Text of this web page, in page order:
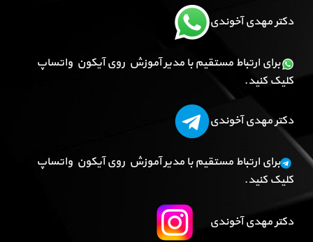
دکتر مهدی آخوندی
برای ارتباط مستقیم با مدیر آموزش روی آیکون واتساپ
کلیک کنید.
دکتر مهدی آخوندی
برای ارتباط مستقیم با مدیر آموزش روی آیکون واتساپ
کلیک کنید.
دکتر مهدی آخوندی